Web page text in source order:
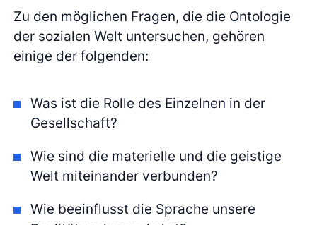
Zu den möglichen Fragen, die die Ontologie
der sozialen Welt untersuchen, gehören
einige der folgenden:
Was ist die Rolle des Einzelnen in der
Gesellschaft?
Wie sind die materielle und die geistige
Welt miteinander verbunden?
Wie beeinflusst die Sprache unsere